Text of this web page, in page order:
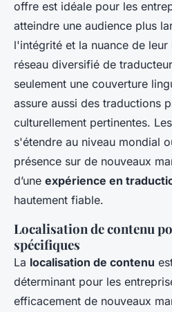
offre est idéale pour les
atteindre une audience plus
l'intégrité et la nuance de
réseau diversifié de
seulement une couverture
assure aussi des traductions
culturellement pertinentes.
s'étendre au niveau mondial
présence sur de nouveaux
d’une expérience en
hautement fiable.
Localisation de contenu
spécifiques
La localisation de contenu
déterminant pour les
efficacement de nouveaux